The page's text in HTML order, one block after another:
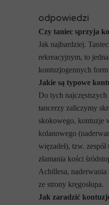
odpowiedzi
Czy taniec sprzyja
Jak najbardziej.
rekreacyjnym, to
kontuzjogennych
Jakie są typowe
Do tych
tancerzy zaliczymy
skokowego, kontuzje
kolanowego
więzadeł), tzw.
złamania kości
Achillesa,
ze strony kręgosłupa.
Jak zaradzić